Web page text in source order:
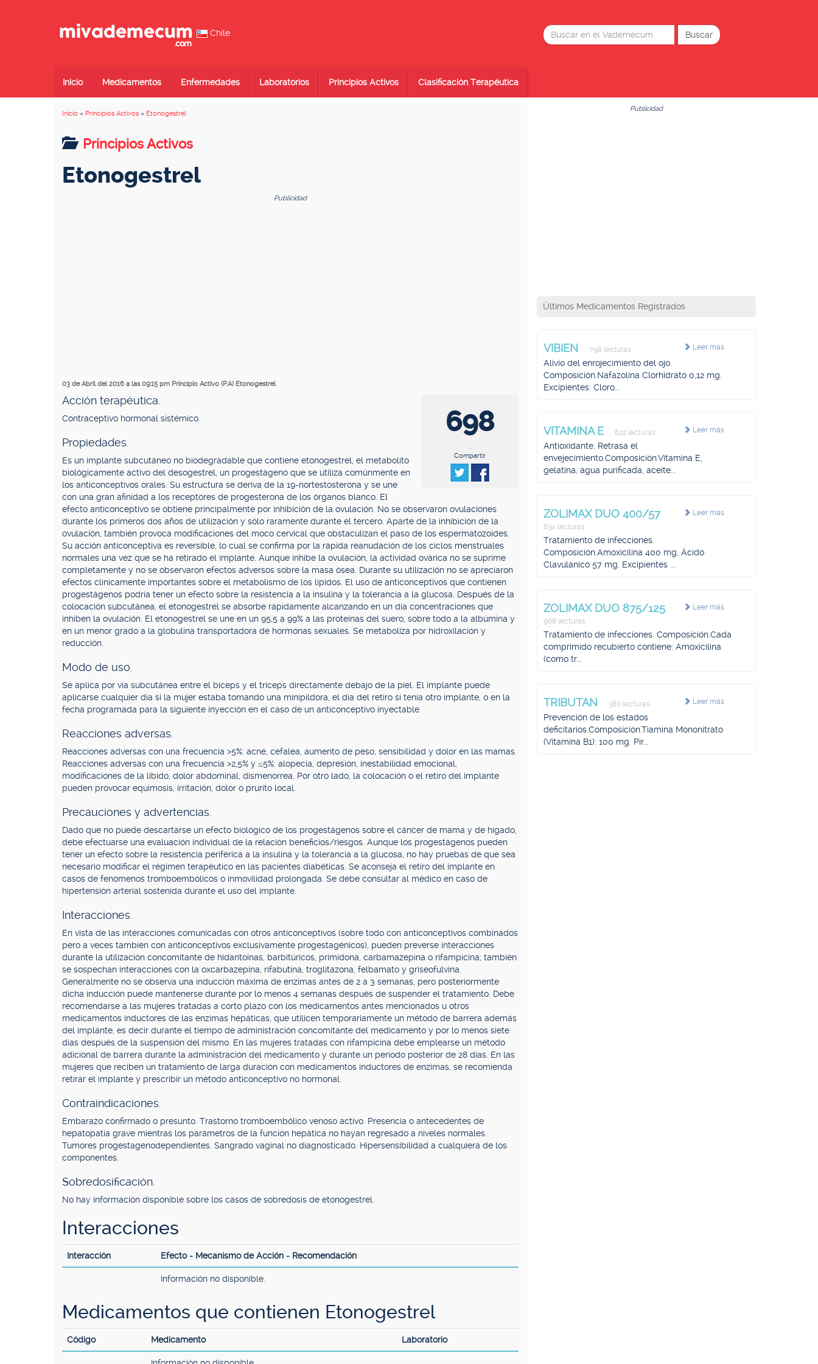
Chile
Inicio Medicamentos Enfermedades Laboratorios Principios Activos Clasificación Terapéutica
Inicio » Principios Activos » Etonogestrel
Principios Activos
Etonogestrel
Publicidad
03 de Abril del 2016 a las 09:15 pm Principio Activo (P.A) Etonogestrel
698
.
Compartir
Acción terapéutica.
Contraceptivo hormonal sistémico.
Propiedades.
Es un implante subcutáneo no biodegradable que contiene etonogestrel, el metabolito
biológicamente activo del desogestrel, un progestágeno que se utiliza comúnmente en
los anticonceptivos orales. Su estructura se deriva de la 19-nortestosterona y se une
con una gran afinidad a los receptores de progesterona de los órganos blanco. El
efecto anticonceptivo se obtiene principalmente por inhibición de la ovulación. No se observaron ovulaciones
durante los primeros dos años de utilización y sólo raramente durante el tercero. Aparte de la inhibición de la
ovulación, también provoca modificaciones del moco cervical que obstaculizan el paso de los espermatozoides.
Su acción anticonceptiva es reversible, lo cual se confirma por la rápida reanudación de los ciclos menstruales
normales una vez que se ha retirado el implante. Aunque inhibe la ovulación, la actividad ovárica no se suprime
completamente y no se observaron efectos adversos sobre la masa ósea. Durante su utilización no se apreciaron
efectos clínicamente importantes sobre el metabolismo de los lípidos. El uso de anticonceptivos que contienen
progestágenos podría tener un efecto sobre la resistencia a la insulina y la tolerancia a la glucosa. Después de la
colocación subcutánea, el etonogestrel se absorbe rápidamente alcanzando en un día concentraciones que
inhiben la ovulación. El etonogestrel se une en un 95,5 a 99% a las proteínas del suero, sobre todo a la albúmina y
en un menor grado a la globulina transportadora de hormonas sexuales. Se metaboliza por hidroxilación y
reducción.
Modo de uso.
Se aplica por vía subcutánea entre el bíceps y el tríceps directamente debajo de la piel. El implante puede
aplicarse cualquier día si la mujer estaba tomando una minipíldora, el día del retiro si tenía otro implante, o en la
fecha programada para la siguiente inyección en el caso de un anticonceptivo inyectable.
Reacciones adversas.
Reacciones adversas con una frecuencia >5%: acné, cefalea, aumento de peso, sensibilidad y dolor en las mamas.
Reacciones adversas con una frecuencia >2,5% y ≤5%: alopecia, depresión, inestabilidad emocional,
modificaciones de la libido, dolor abdominal, dismenorrea. Por otro lado, la colocación o el retiro del implante
pueden provocar equimosis, irritación, dolor o prurito local.
Precauciones y advertencias.
Dado que no puede descartarse un efecto biológico de los progestágenos sobre el cáncer de mama y de hígado,
debe efectuarse una evaluación individual de la relación beneficios/riesgos. Aunque los progestágenos pueden
tener un efecto sobre la resistencia periférica a la insulina y la tolerancia a la glucosa, no hay pruebas de que sea
necesario modificar el régimen terapéutico en las pacientes diabéticas. Se aconseja el retiro del implante en
casos de fenómenos tromboembólicos o inmovilidad prolongada. Se debe consultar al médico en caso de
hipertensión arterial sostenida durante el uso del implante.
Interacciones.
En vista de las interacciones comunicadas con otros anticonceptivos (sobre todo con anticonceptivos combinados
pero a veces también con anticonceptivos exclusivamente progestagénicos), pueden preverse interacciones
durante la utilización concomitante de hidantoínas, barbitúricos, primidona, carbamazepina o rifampicina; también
se sospechan interacciones con la oxcarbazepina, rifabutina, troglitazona, felbamato y griseofulvina.
Generalmente no se observa una inducción máxima de enzimas antes de 2 a 3 semanas, pero posteriormente
dicha inducción puede mantenerse durante por lo menos 4 semanas después de suspender el tratamiento. Debe
recomendarse a las mujeres tratadas a corto plazo con los medicamentos antes mencionados u otros
medicamentos inductores de las enzimas hepáticas, que utilicen temporariamente un método de barrera además
del implante, es decir durante el tiempo de administración concomitante del medicamento y por lo menos siete
días después de la suspensión del mismo. En las mujeres tratadas con rifampicina debe emplearse un método
adicional de barrera durante la administración del medicamento y durante un período posterior de 28 días. En las
mujeres que reciben un tratamiento de larga duración con medicamentos inductores de enzimas, se recomienda
retirar el implante y prescribir un método anticonceptivo no hormonal.
Contraindicaciones.
Embarazo confirmado o presunto. Trastorno tromboembólico venoso activo. Presencia o antecedentes de
hepatopatía grave mientras los parámetros de la función hepática no hayan regresado a niveles normales.
Tumores progestagenodependientes. Sangrado vaginal no diagnosticado. Hipersensibilidad a cualquiera de los
componentes.
Sobredosificación.
No hay información disponible sobre los casos de sobredosis de etonogestrel.
Interacciones
Interacción Efecto - Mecanismo de Acción - Recomendación
Información no disponible.
Medicamentos que contienen Etonogestrel
Código Medicamento Laboratorio
Publicidad
Últimos Medicamentos Registrados
Leer más
VIBIEN 798 lecturas
Alivio del enrojecimiento del ojo.
Composición.Nafazolina Clorhidrato 0,12 mg.
Excipientes: Cloro...
Leer más
VITAMINA E 622 lecturas
Antioxidante. Retrasa el
envejecimiento.Composición.Vitamina E,
gelatina, agua purificada, aceite...
Leer más
ZOLIMAX DUO 400/57
634 lecturas
Tratamiento de infecciones.
Composición.Amoxicilina 400 mg, Ácido
Clavulánico 57 mg. Excipientes ...
Leer más
ZOLIMAX DUO 875/125
968 lecturas
Tratamiento de infecciones. Composición.Cada
comprimido recubierto contiene: Amoxicilina
(como tr...
Leer más
TRIBUTAN 380 lecturas
Prevención de los estados
deficitarios.Composición.Tiamina Mononitrato
(Vitamina B1): 100 mg. Pir...